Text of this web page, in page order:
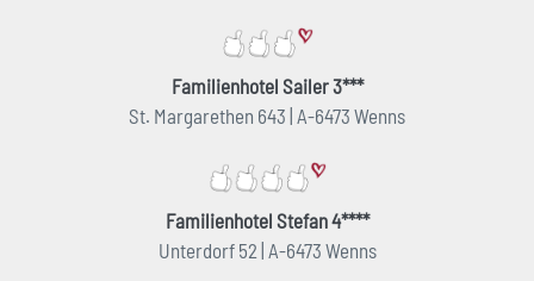
Familienhotel Sailer 3***
St. Margarethen 643 | A-6473 Wenns
Familienhotel Stefan 4****
Unterdorf 52 | A-6473 Wenns